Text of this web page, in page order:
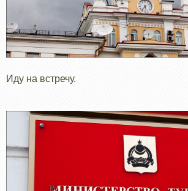
Иду на встречу.